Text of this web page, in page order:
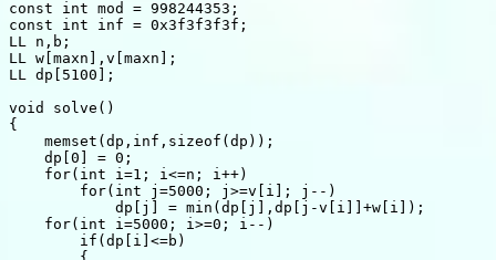
const int mod = 998244353;
const int inf = 0x3f3f3f3f;
LL n,b;
LL w[maxn],v[maxn];
LL dp[5100];
void solve()
{
    memset(dp,inf,sizeof(dp));
    dp[0] = 0;
    for(int i=1; i<=n; i++)
        for(int j=5000; j>=v[i]; j--)
            dp[j] = min(dp[j],dp[j-v[i]]+w[i]);
    for(int i=5000; i>=0; i--)
        if(dp[i]<=b)